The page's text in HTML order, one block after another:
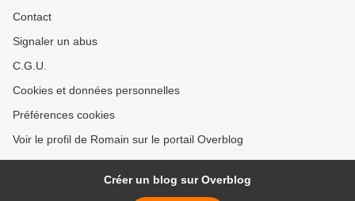
Contact
Signaler un abus
C.G.U.
Cookies et données personnelles
Préférences cookies
Voir le profil de Romain sur le portail Overblog
Créer un blog sur Overblog